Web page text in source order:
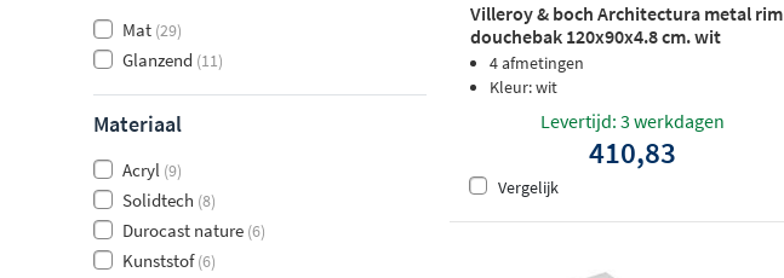
Mat (29)
Glanzend (11)
Materiaal
Acryl (9)
Solidtech (8)
Durocast nature (6)
Kunststof(6)
Villeroy & boch Architectura metal rim
douchebak 120x90x4.8 cm. wit
4 afmetingen
Kleur: wit
Levertijd: 3 werkdagen
410,83
Vergelijk